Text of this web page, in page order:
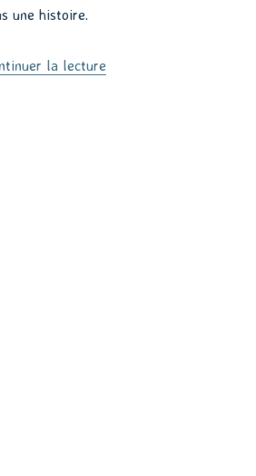
une histoire.
la lecturede « La bibliothèque »